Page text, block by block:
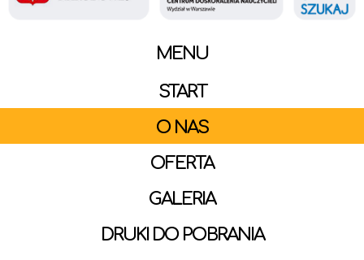
MENU
START
O NAS
OFERTA
GALERIA
DRUKI DO POBRANIA